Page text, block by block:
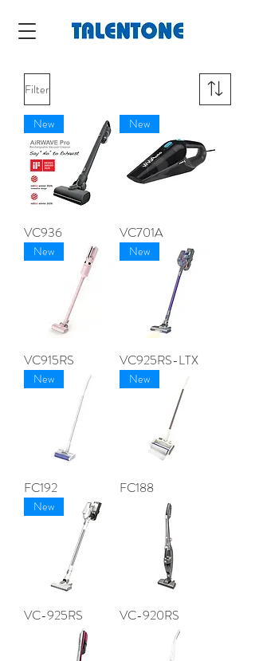
Filter
New
VC936
New
VC701A
New
VC915RS
New
VC925RS-LTX
New
FC192
New
FC188
New
VC-925RS VC-920RS